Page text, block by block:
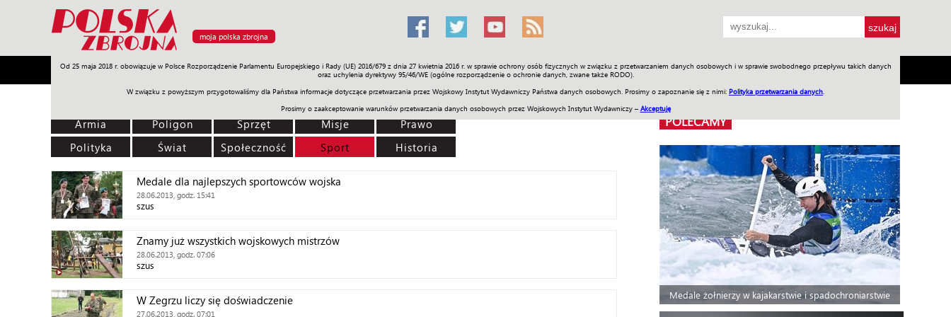
moja polska zbrojna
Od 25 maja 2018 r. obowiązuje w Polsce Rozporządzenie Parlamentu Europejskiego i Rady (UE) 2016/679 z dnia 27 kwietnia 2016 r. w sprawie ochrony osób fizycznych w związku z przetwarzaniem danych osobowych i w sprawie swobodnego przepływu takich danych
oraz uchylenia dyrektywy 95/46/WE (ogólne rozporządzenie o ochronie danych, zwane także RODO).
W związku z powyższym przygotowaliśmy dla Państwa informacje dotyczące przetwarzania przez Wojskowy Instytut Wydawniczy Państwa danych osobowych. Prosimy o zapoznanie się z nimi: Polityka przetwarzania danych
Prosimy o zaakceptowanie warunków przetwarzania danych osobowych przez Wojskowych Instytut Wydawniczy – Akceptuję
Armia Poligon Sprzęt Misje Polityka Prawo Świat Społeczność Sport Historia Galerie Wideo ENGLISH SKLEP Jednodniówki Praca w WIW
Armia Poligon Sprzęt Misje
Prawo
Polityka
Świat Społeczność Sport Historia
Medale dla najlepszych sportowców wojska
28.06.2013, godz. 15:41
szus
Znamy już wszystkich wojskowych mistrzów
28.06.2013, godz. 07:06
szus
W Zegrzu liczy się doświadczenie
27.06.2013, godz. 07:01
POLECAMY
Medale żołnierzy w kajakarstwie i spadochroniarstwie